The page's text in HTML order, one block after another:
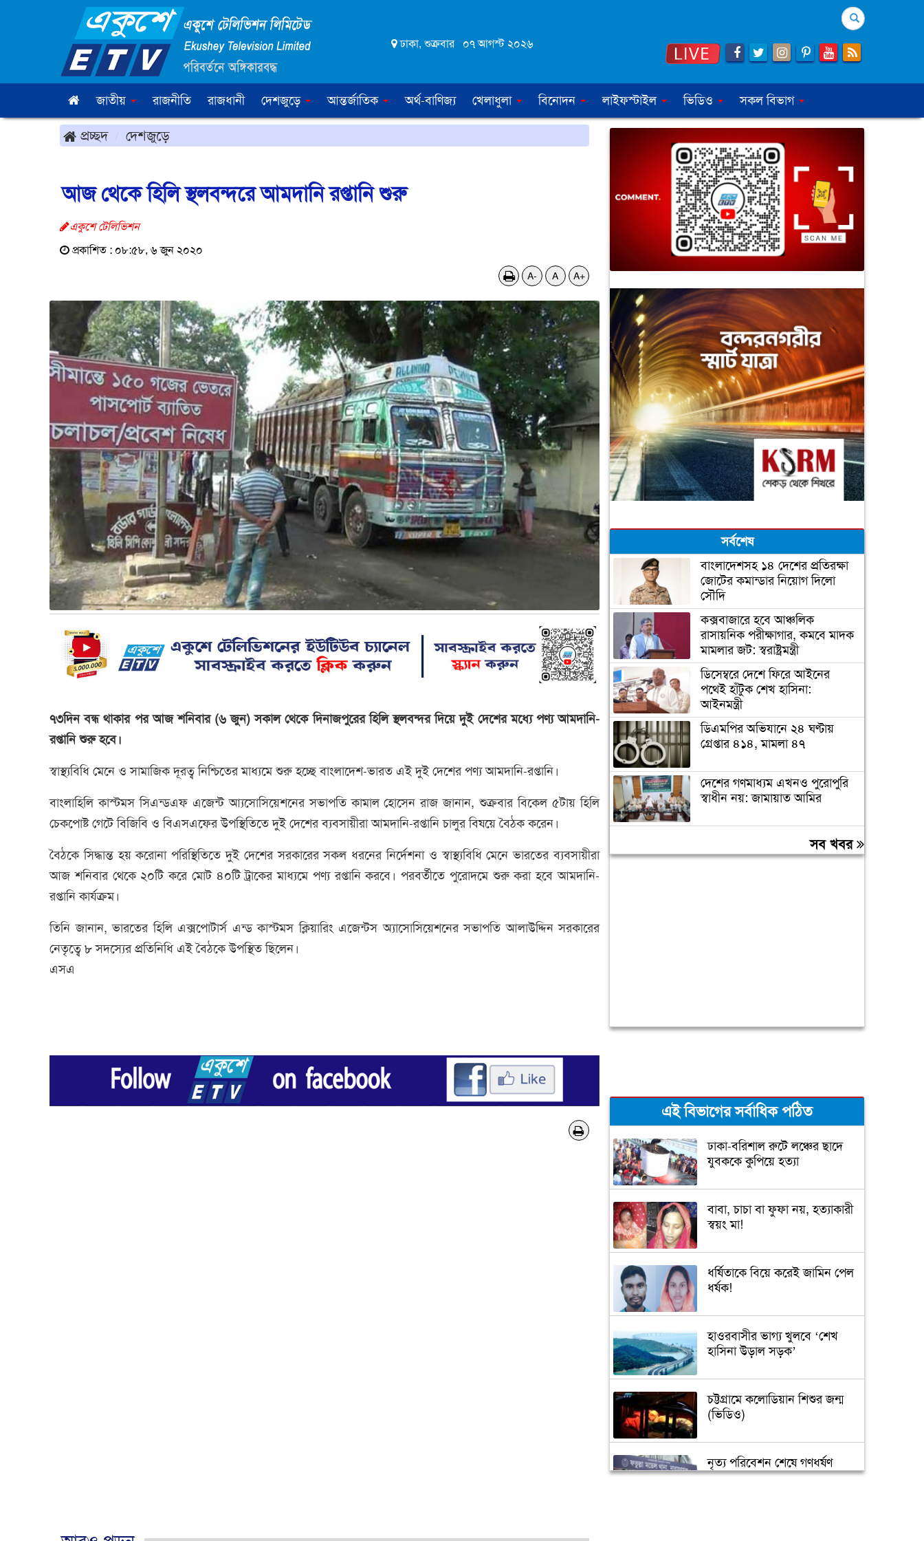
ঢাকা, শুক্রবার ০৭ আগস্ট ২০২৬
Search
জাতীয় রাজনীতি রাজধানী দেশজুড়ে আন্তর্জাতিক অর্থ-বাণিজ্য খেলাধুলা বিনোদন লাইফস্টাইল ভিডিও সকল বিভাগ
প্রচ্ছদ দেশজুড়ে
আজ থেকে হিলি স্থলবন্দরে আমদানি রপ্তানি শুরু
একুশে টেলিভিশন
প্রকাশিত : ০৮:৫৮, ৬ জুন ২০২০
A- A A+
৭৩দিন বন্ধ থাকার পর আজ শনিবার (৬ জুন) সকাল থেকে দিনাজপুরের হিলি স্থলবন্দর দিয়ে দুই দেশের মধ্যে পণ্য আমদানি-
রপ্তানি শুরু হবে।
স্বাস্থ্যবিধি মেনে ও সামাজিক দূরত্ব নিশ্চিতের মাধ্যমে শুরু হচ্ছে বাংলাদেশ-ভারত এই দুই দেশের পণ্য আমদানি-রপ্তানি।
বাংলাহিলি কাস্টমস সিএন্ডএফ এজেন্ট আ্যসোসিয়েশনের সভাপতি কামাল হোসেন রাজ জানান, শুক্রবার বিকেল ৫টায় হিলি
চেকপোষ্ট গেটে বিজিবি ও বিএসএফের উপস্থিতিতে দুই দেশের ব্যবসায়ীরা আমদানি-রপ্তানি চালুর বিষয়ে বৈঠক করেন।
বৈঠকে সিদ্ধান্ত হয় করোনা পরিস্থিতিতে দুই দেশের সরকারের সকল ধরনের নির্দেশনা ও স্বাস্থ্যবিধি মেনে ভারতের ব্যবসায়ীরা
আজ শনিবার থেকে ২০টি করে মোট ৪০টি ট্রাকের মাধ্যমে পণ্য রপ্তানি করবে। পরবর্তীতে পুরোদমে শুরু করা হবে আমদানি-
রপ্তানি কার্যক্রম।
তিনি জানান, ভারতের হিলি এক্সপোটার্স এন্ড কাস্টমস ক্লিয়ারিং এজেন্টস অ্যাসোসিয়েশনের সভাপতি আলাউদ্দিন সরকারের
নেতৃত্বে ৮ সদস্যের প্রতিনিধি এই বৈঠকে উপস্থিত ছিলেন।
এসএ
সর্বশেষ
বাংলাদেশসহ ১৪ দেশের প্রতিরক্ষা
জোটের কমান্ডার নিয়োগ দিলো
সৌদি
কক্সবাজারে হবে আঞ্চলিক
রাসায়নিক পরীক্ষাগার, কমবে মাদক
মামলার জট: স্বরাষ্ট্রমন্ত্রী
ডিসেম্বরে দেশে ফিরে আইনের
পথেই হাঁটুক শেখ হাসিনা:
আইনমন্ত্রী
ডিএমপির অভিযানে ২৪ ঘণ্টায়
গ্রেপ্তার ৪১৪, মামলা ৪৭
দেশের গণমাধ্যম এখনও পুরোপুরি
স্বাধীন নয়: জামায়াত আমির
লিবিয়ায় অপহরণের শিকার হওয়া
১৩ বাংলাদেশি উদ্ধার
সব খবর
এই বিভাগের সর্বাধিক পঠিত
ঢাকা-বরিশাল রুটে লঞ্চের ছাদে
যুবককে কুপিয়ে হত্যা
বাবা, চাচা বা ফুফা নয়, হত্যাকারী
স্বয়ং মা!
ধর্ষিতাকে বিয়ে করেই জামিন পেল
ধর্ষক!
হাওরবাসীর ভাগ্য খুলবে ‘শেখ
হাসিনা উড়াল সড়ক’
চট্টগ্রামে কলোডিয়ান শিশুর জন্ম
(ভিডিও)
নৃত্য পরিবেশন শেষে গণধর্ষণ